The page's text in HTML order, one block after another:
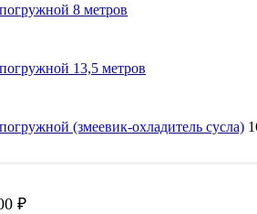
8 метров
13,5 метров
(змеевик-охладитель сусла)
₽